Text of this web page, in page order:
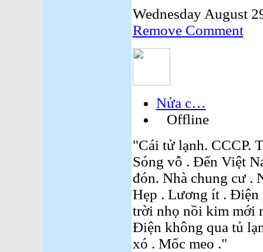
Wednesday August
Remove Comment
Nửa c…
Offline
"Cái tử lạnh. CCCP.
Sóng vỗ . Đến Việt
đón. Nhà chung cư .
Hẹp . Lương ít . Điện
trời nhọ nồi kim mới
Điện không qua tủ
xó . Mốc meo ."